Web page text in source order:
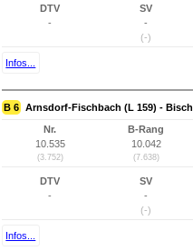
DTV
-
SV
-
(-)
Infos...
B 6 Arnsdorf-Fischbach (L 159) -
Nr.
10.535
(3.752)
B-Rang
10.042
(7.638)
DTV
-
SV
-
(-)
Infos...